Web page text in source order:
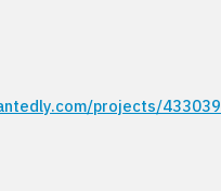
projects/433039